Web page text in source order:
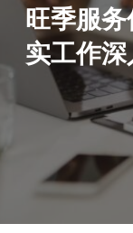
旺季服
实工作